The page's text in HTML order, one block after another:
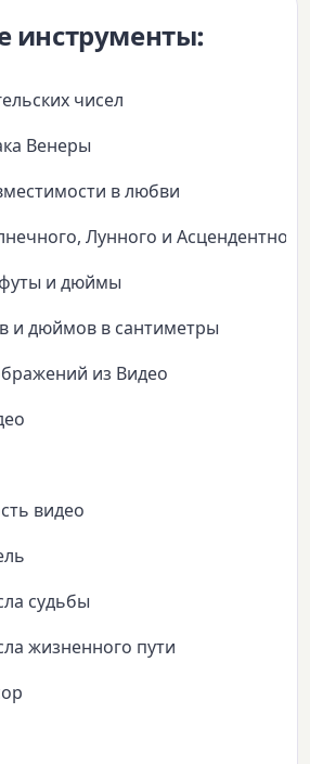
инструменты:
чисел
Венеры
в любви
Лунного и Асцендентного
и дюймы
и дюймов в сантиметры
из Видео
видео
судьбы
жизненного пути